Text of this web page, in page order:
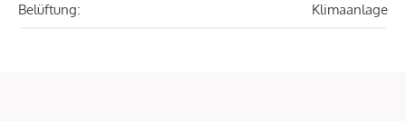
Belüftung: Klimaanlage